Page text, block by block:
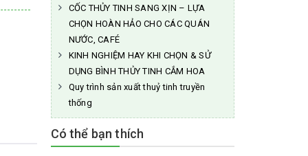
CỐC THỦY TINH SANG XỊN – LỰA
CHỌN HOÀN HẢO CHO CÁC QUÁN
NƯỚC, CAFÉ
KINH NGHIỆM HAY KHI CHỌN & SỬ
DỤNG BÌNH THỦY TINH CẮM HOA
Quy trình sản xuất thuỷ tinh truyền
thống
Có thể bạn thích